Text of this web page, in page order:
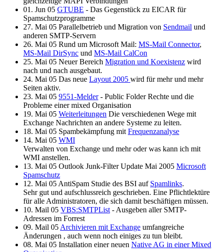
01. Jun 05 GTUBE - Das Gegenstück zu EICAR für
Spamschutzprogramme
27. Mai 05 Parallelbetrieb und Migration von Sendmail und
anderen SMTP-Servern
26. Mai 05 Rund um Microsoft Mail: MS-Mail Connector,
MS-Mail DirSync und MS-Mail CalCon
25. Mai 05 Neuer Bereich Migration und Koexistenz wird
nach und nach ausgebaut.
24. Mai 05 Das neue Layout 2005 wird für mehr und mehr
Seiten aktiv.
23. Mai 05 9551-Melder- Public Folder Rechte und die
Probleme einer mixed Organisation
19. Mai 05 Weiterleitungen Die verschiedenen Wege mit
Exchange Nachrichten an andere Systeme zu leiten.
18. Mai 05 Spambekämpfung mit Frequenzanalyse
14. Mai 05 WMI
Verwalten von Exchange und mehr oder was kann ich mit
WMI anstellen.
13. Mai 05 Outlook Junk-Filter Update Mai 2005 Microsoft
Spamschutz
12. Mai 05 AntiSpam Studie des BSI auf Spamlinks.
Sehr gut und aufschlussreich geschrieben. Eine Pflichtlektüre
für alle Administratoren, die sich damit beschäftigen müssen.
10. Mail 05 VBS:SMTPList - Ausgeben aller SMTP-
Adressen im Forrest
09. Mail 05 Archivieren mit Exchange umfangreiche
Änderungen , auch wenn noch einiges zu tun bleibt.
08. Mai 05 Installation einer neuen Native AG in einer Mixed